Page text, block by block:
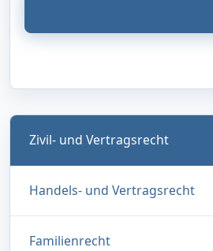
Zivil- und Vertragsrecht
Handels- und Vertragsrecht
Familienrecht